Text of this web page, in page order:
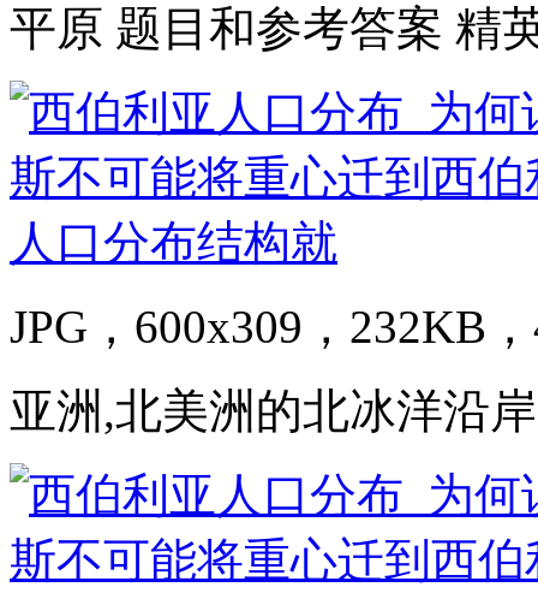
平原 题目和参考答案 精
JPG，600x309，232KB
亚洲,北美洲的北冰洋沿